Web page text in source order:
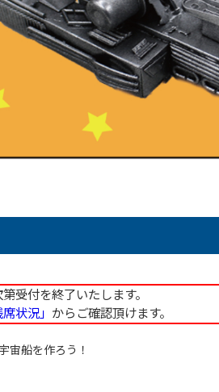
受付を終了いたします。
状況」 からご確認頂けます。
宙船を作ろう！